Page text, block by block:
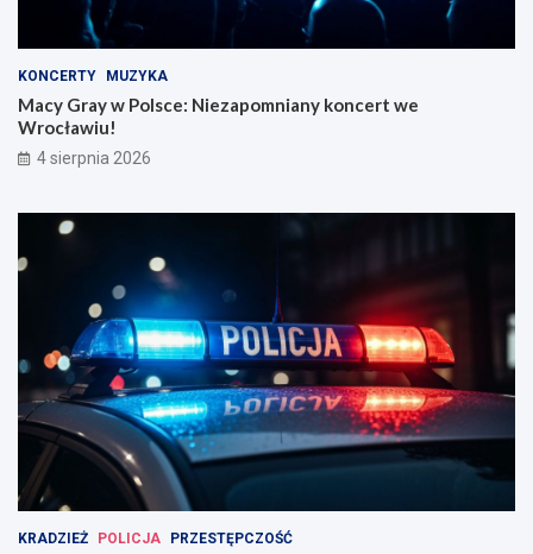
KONCERTY MUZYKA
Macy Gray w Polsce: Niezapomniany koncert we
Wrocławiu!
4 sierpnia 2026
KRADZIEŻ POLICJA PRZESTĘPCZOŚĆ